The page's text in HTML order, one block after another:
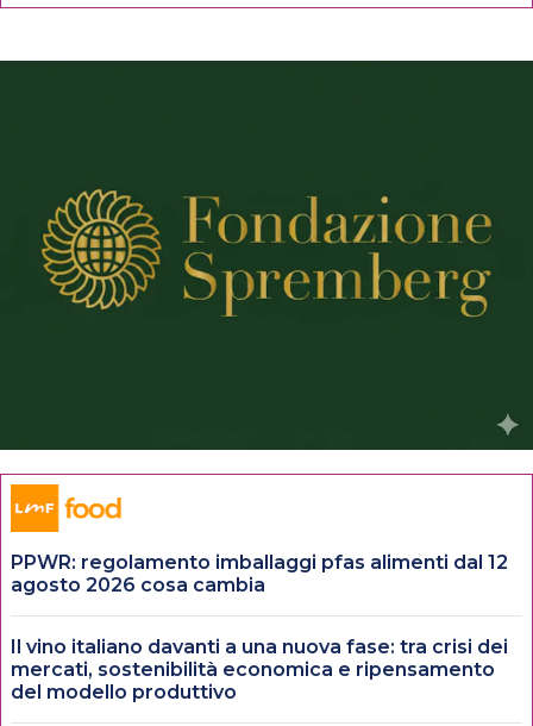
PPWR: regolamento imballaggi pfas alimenti dal 12
agosto 2026 cosa cambia
Il vino italiano davanti a una nuova fase: tra crisi dei
mercati, sostenibilità economica e ripensamento
del modello produttivo